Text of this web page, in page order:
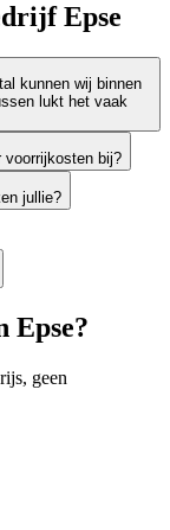
Epse
kunnen wij binnen
lukt het vaak
voorrijkosten bij?
jullie?
Epse?
geen